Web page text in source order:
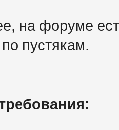
на форуме
пустякам.